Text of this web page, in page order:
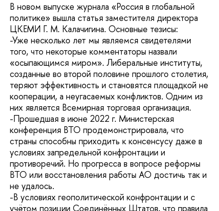
В новом выпуске журнала «Россия в глобальной
политике» вышла статья заместителя директора
ЦКЕМИ Г. М. Калачигина. Основные тезисы:
-Уже несколько лет мы являемся свидетелями
того, что некоторые комментаторы назвали
«осыпающимся миром». Либеральные институты,
созданные во второй половине прошлого столетия,
теряют эффективность и становятся площадкой не
кооперации, а неугасаемых конфликтов. Одним из
них является Всемирная торговая организация.
-Прошедшая в июне 2022 г. Министерская
конференция ВТО продемонстрировала, что
страны способны приходить к консенсусу даже в
условиях запредельной конфронтации и
противоречий. Но прогресса в вопросе реформы
ВТО или восстановления работы АО достичь так и
не удалось.
-В условиях геополитической конфронтации и с
учётом позиции Соединённых Штатов, что правила